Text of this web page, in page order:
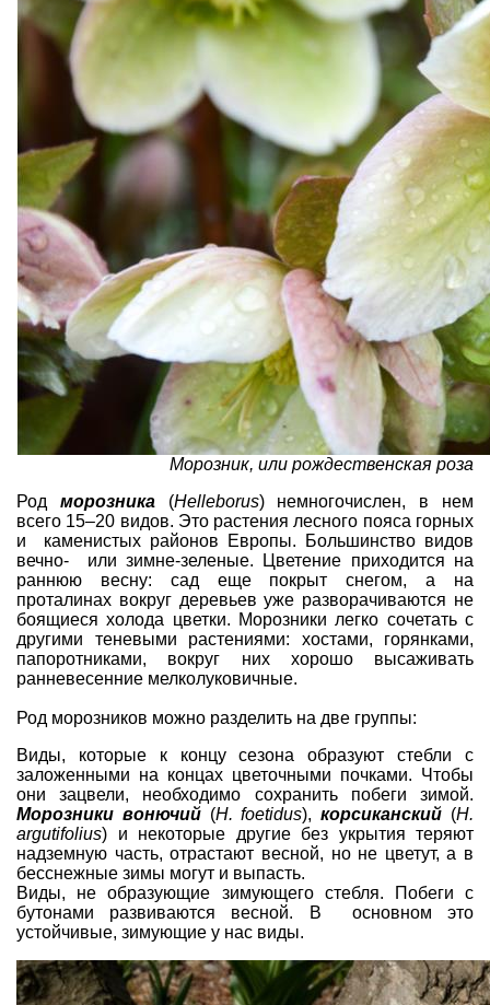
Морозник, или рождественская роза
Род морозника(Нelleborus) немногочислен, в нем
всего 15–20 видов. Это растения лесного пояса горных
и каменистых районов Европы. Большинство видов
вечно- или зимне-зеленые. Цветение приходится на
раннюю весну: сад еще покрыт снегом, а на
проталинах вокруг деревьев уже разворачиваются не
боящиеся холода цветки. Морозники легко сочетать с
другими теневыми растениями: хостами, горянками,
папоротниками, вокруг них хорошо высаживать
ранневесенние мелколуковичные.
Род морозников можно разделить на две группы:
Виды, которые к концу сезона образуют стебли с
заложенными на концах цветочными почками. Чтобы
они зацвели, необходимо сохранить побеги зимой.
Морозники вонючий(Н. foetidus),корсиканский (Н.
argutifolius) и некоторые другие без укрытия теряют
надземную часть, отрастают весной, но не цветут, а в
бесснежные зимы могут и выпасть.
Виды, не образующие зимующего стебля. Побеги с
бутонами развиваются весной. В основном это
устойчивые, зимующие у нас виды.